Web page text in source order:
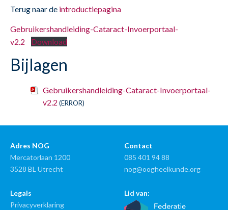
Terug naar de introductiepagina
Gebruikershandleiding-Cataract-Invoerportaal-
v2.2
Download
Bijlagen
Gebruikershandleiding-Cataract-Invoerportaal-
v2.2 (ERROR)
Adres NOG
Mercatorlaan 1200
3528 BL Utrecht
Contact
085 401 94 88
nog@oogheelkunde.org
Legals
Privacyverklaring
Lid van: